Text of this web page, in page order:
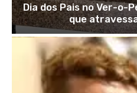
Dia dos Pais no Ver-o-
que